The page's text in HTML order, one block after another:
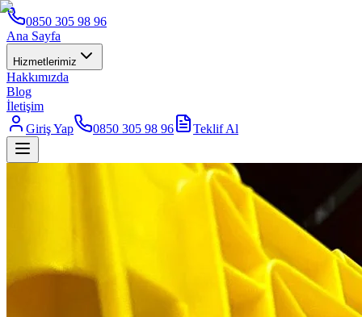
0850 305 98 96
Ana Sayfa
Hizmetlerimiz
Hakkımızda
Blog
İletişim
Giriş Yap
0850 305 98 96 Teklif Al